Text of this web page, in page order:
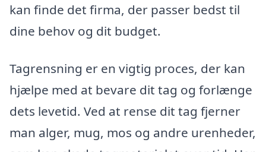
kan finde det firma, der passer bedst til
dine behov og dit budget.
Tagrensning er en vigtig proces, der kan
hjælpe med at bevare dit tag og forlænge
dets levetid. Ved at rense dit tag fjerner
man alger, mug, mos og andre urenheder,